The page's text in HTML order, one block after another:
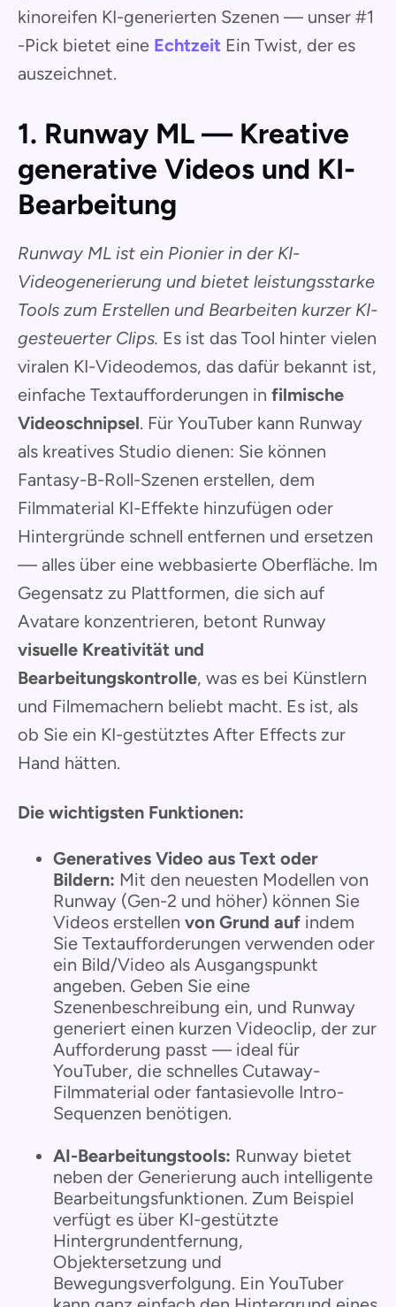
kinoreifen KI-generierten Szenen — unser #1
-Pick bietet eine Echtzeit Ein Twist, der es
auszeichnet.
1. Runway ML — Kreative
generative Videos und KI-
Bearbeitung
Runway ML ist ein Pionier in der KI-
Videogenerierung und bietet leistungsstarke
Tools zum Erstellen und Bearbeiten kurzer KI-
gesteuerter Clips. Es ist das Tool hinter vielen
viralen KI-Videodemos, das dafür bekannt ist,
einfache Textaufforderungen in filmische
Videoschnipsel. Für YouTuber kann Runway
als kreatives Studio dienen: Sie können
Fantasy-B-Roll-Szenen erstellen, dem
Filmmaterial KI-Effekte hinzufügen oder
Hintergründe schnell entfernen und ersetzen
— alles über eine webbasierte Oberfläche. Im
Gegensatz zu Plattformen, die sich auf
Avatare konzentrieren, betont Runway
visuelle Kreativität und
Bearbeitungskontrolle, was es bei Künstlern
und Filmemachern beliebt macht. Es ist, als
ob Sie ein KI-gestütztes After Effects zur
Hand hätten.
Die wichtigsten Funktionen:
Generatives Video aus Text oder
Bildern: Mit den neuesten Modellen von
Runway (Gen-2 und höher) können Sie
Videos erstellen von Grund auf indem
Sie Textaufforderungen verwenden oder
ein Bild/Video als Ausgangspunkt
angeben. Geben Sie eine
Szenenbeschreibung ein, und Runway
generiert einen kurzen Videoclip, der zur
Aufforderung passt — ideal für
YouTuber, die schnelles Cutaway-
Filmmaterial oder fantasievolle Intro-
Sequenzen benötigen.
AI-Bearbeitungstools: Runway bietet
neben der Generierung auch intelligente
Bearbeitungsfunktionen. Zum Beispiel
verfügt es über KI-gestützte
Hintergrundentfernung,
Objektersetzung und
Bewegungsverfolgung. Ein YouTuber